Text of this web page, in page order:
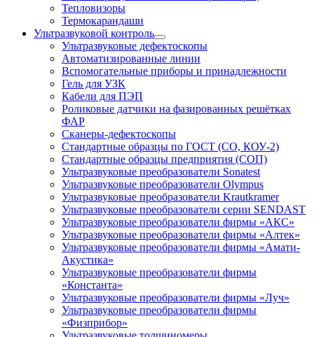
Тепловизоры
Термокарандаши
Ультразвуковой контроль
Ультразвуковые дефектоскопы
Автоматизированные линии
Вспомогательные приборы и принадлежности
Гель для УЗК
Кабели для ПЭП
Роликовые датчики на фазированных решётках
ФАР
Сканеры-дефектоскопы
Стандартные образцы по ГОСТ (СО, КОУ-2)
Стандартные образцы предприятия (СОП)
Ультразвуковые преобразователи Sonatest
Ультразвуковые преобразователи Olympus
Ультразвуковые преобразователи Krautkramer
Ультразвуковые преобразователи серии SENDAST
Ультразвуковые преобразователи фирмы «АКС»
Ультразвуковые преобразователи фирмы «Алтек»
Ультразвуковые преобразователи фирмы «Амати-
Акустика»
Ультразвуковые преобразователи фирмы
«Константа»
Ультразвуковые преобразователи фирмы «Луч»
Ультразвуковые преобразователи фирмы
«Физприбор»